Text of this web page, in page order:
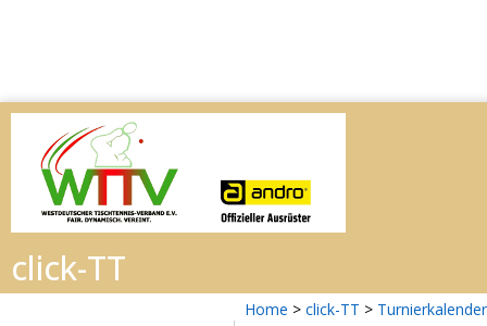
Home > click-TT > Turnierkalender